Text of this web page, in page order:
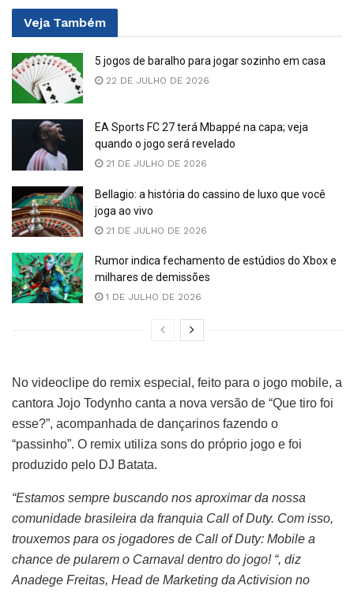
Veja Também
5 jogos de baralho para jogar sozinho em casa
22 DE JULHO DE 2026
EA Sports FC 27 terá Mbappé na capa; veja
quando o jogo será revelado
21 DE JULHO DE 2026
Bellagio: a história do cassino de luxo que você
joga ao vivo
21 DE JULHO DE 2026
Rumor indica fechamento de estúdios do Xbox e
milhares de demissões
1 DE JULHO DE 2026
No videoclipe do remix especial, feito para o jogo mobile, a
cantora Jojo Todynho canta a nova versão de “Que tiro foi
esse?”, acompanhada de dançarinos fazendo o
“passinho”. O remix utiliza sons do próprio jogo e foi
produzido pelo DJ Batata.
“Estamos sempre buscando nos aproximar da nossa
comunidade brasileira da franquia Call of Duty. Com isso,
trouxemos para os jogadores de Call of Duty: Mobile a
chance de pularem o Carnaval dentro do jogo! “, diz
Anadege Freitas, Head de Marketing da Activision no